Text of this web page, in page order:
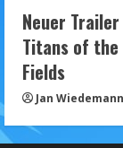
Neuer
Titans of the
Fields
Jan Wiedemann